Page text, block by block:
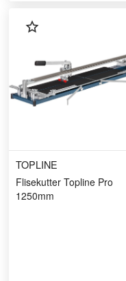
TOPLINE
Flisekutter Topline Pro
1250mm